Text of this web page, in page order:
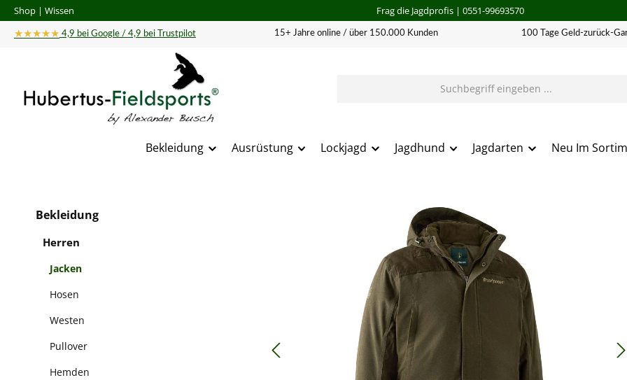
Hauptinhalt springen
Zur Suche springen
Zur Hauptnavigation springen
Shop | Wissen Frag die Jagdprofis| 0551-99693570
★★★★★ 4,9 bei Google / 4,9 bei Trustpilot 15+ Jahre online / über 150.000 Kunden 100 Tage Geld-zurück-
Bekleidung Ausrüstung Lockjagd Jagdhund Jagdarten Neu Im
Bekleidung
Herren
Jacken
Hosen
Westen
Pullover
Hemden